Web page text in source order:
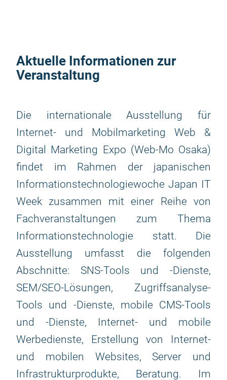
Aktuelle Informationen zur
Veranstaltung
Die internationale Ausstellung für
Internet- und Mobilmarketing Web &
Digital Marketing Expo (Web-Mo Osaka)
findet im Rahmen der japanischen
Informationstechnologiewoche Japan IT
Week zusammen mit einer Reihe von
Fachveranstaltungen zum Thema
Informationstechnologie statt. Die
Ausstellung umfasst die folgenden
Abschnitte: SNS-Tools und -Dienste,
SEM/SEO-Lösungen, Zugriffsanalyse-
Tools und -Dienste, mobile CMS-Tools
und -Dienste, Internet- und mobile
Werbedienste, Erstellung von Internet-
und mobilen Websites, Server und
Infrastrukturprodukte, Beratung. Im